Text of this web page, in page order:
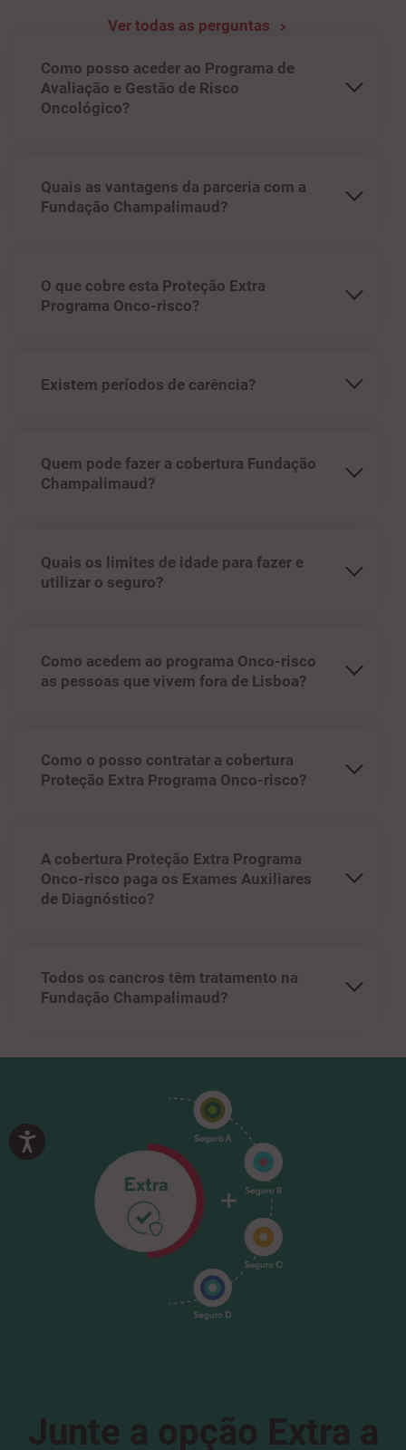
Ver todas as perguntas
Como posso aceder ao Programa de
Avaliação e Gestão de Risco
Oncológico?
Quais as vantagens da parceria com a
Fundação Champalimaud?
O que cobre esta Proteção Extra
Programa Onco-risco?
Existem períodos de carência?
Quem pode fazer a cobertura Fundação
Champalimaud?
Quais os limites de idade para fazer e
utilizar o seguro?
Como acedem ao programa Onco-risco
as pessoas que vivem fora de Lisboa?
Como o posso contratar a cobertura
Proteção Extra Programa Onco-risco?
A cobertura Proteção Extra Programa
Onco-risco paga os Exames Auxiliares
de Diagnóstico?
Todos os cancros têm tratamento na
Fundação Champalimaud?
Junte a opção Extra a